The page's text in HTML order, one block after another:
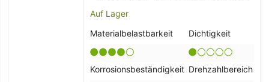
Auf Lager
Materialbelastbarkeit
Dichtigkeit
Korrosionsbeständigkeit Drehzahlbereich